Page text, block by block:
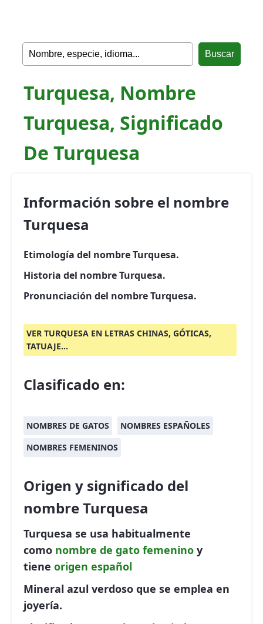
Turquesa, Nombre
Turquesa, Significado
De Turquesa
Información sobre el nombre
Turquesa
Etimología del nombre Turquesa.
Historia del nombre Turquesa.
Pronunciación del nombre Turquesa.
VER TURQUESA EN LETRAS CHINAS, GÓTICAS,
TATUAJE...
Clasificado en:
NOMBRES DE GATOS
NOMBRES ESPAÑOLES
NOMBRES FEMENINOS
Origen y significado del
nombre Turquesa
Turquesa se usa habitualmente
como nombre de gato femenino y
tiene origen español
Mineral azul verdoso que se emplea en
joyería.